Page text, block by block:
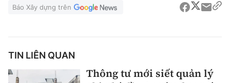
Báo Xây dựng trên
TIN LIÊN QUAN
Thông tư mới siết quản lý